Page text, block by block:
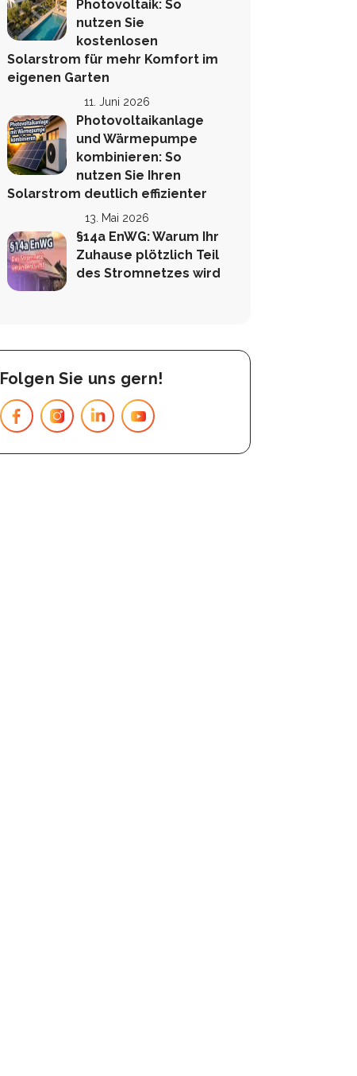
Photovoltaik: So
nutzen Sie
kostenlosen
Solarstrom für mehr Komfort im
eigenen Garten
Photovoltaikanlage
und Wärmepumpe
kombinieren: So
nutzen Sie Ihren
Solarstrom deutlich effizienter
11. Juni 2026
§14a EnWG: Warum Ihr
Zuhause plötzlich Teil
des Stromnetzes wird
13. Mai 2026
Folgen Sie uns gern!